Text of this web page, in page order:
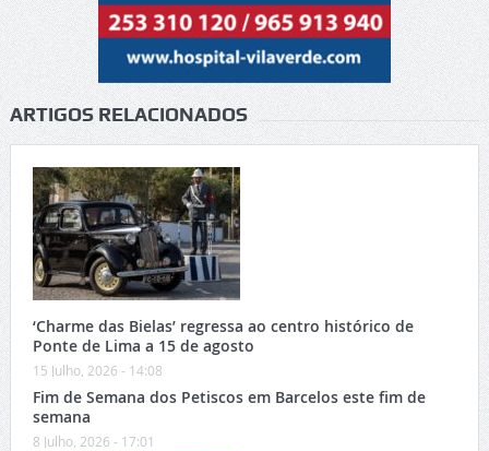
ARTIGOS RELACIONADOS
‘Charme das Bielas’ regressa ao centro histórico de
Ponte de Lima a 15 de agosto
15 Julho, 2026 - 14:08
Fim de Semana dos Petiscos em Barcelos este fim de
semana
8 Julho, 2026 - 17:01